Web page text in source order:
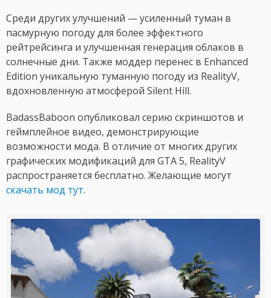
Среди других улучшений — усиленный туман в
пасмурную погоду для более эффектного
рейтрейсинга и улучшенная генерация облаков в
солнечные дни. Также моддер перенес в Enhanced
Edition уникальную туманную погоду из RealityV,
вдохновленную атмосферой Silent Hill.
BadassBaboon опубликовал серию скриншотов и
геймплейное видео, демонстрирующие
возможности мода. В отличие от многих других
графических модификаций для GTA 5, RealityV
распространяется бесплатно. Желающие могут
скачать мод тут.